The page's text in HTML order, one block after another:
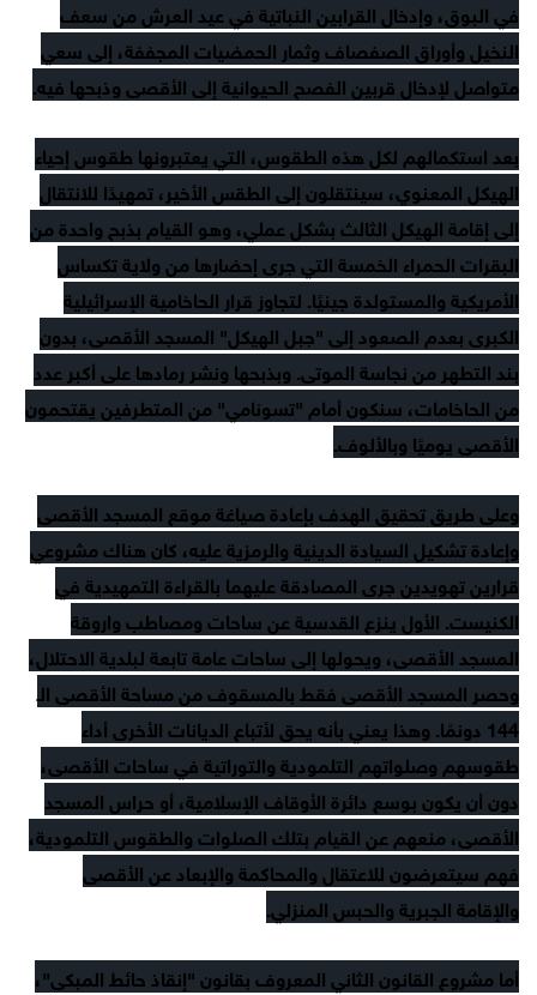
في البوق، وإدخال القرابين النباتية في عيد العرش من سعف
النخيل وأوراق الصفصاف وثمار الحمضيات المجففة، إلى سعي
متواصل لإدخال قربين الفصح الحيوانية إلى الأقصى وذبحها فيه.
بعد استكمالهم لكل هذه الطقوس، التي يعتبرونها طقوس إحياء
الهيكل المعنوي، سينتقلون إلى الطقس الأخير، تمهيدًا للانتقال
إلى إقامة الهيكل الثالث بشكل عملي، وهو القيام بذبح واحدة من
البقرات الحمراء الخمسة التي جرى إحضارها من ولاية تكساس
الأمريكية والمستولدة جينيًا. لتجاوز قرار الحاخامية الإسرائيلية
الكبرى بعدم الصعود إلى "جبل الهيكل" المسجد الأقصى، بدون
بند التطهر من نجاسة الموتى. وبذبحها ونشر رمادها على أكبر عدد
من الحاخامات، سنكون أمام "تسونامي" من المتطرفين يقتحمون
الأقصى يوميًا وبالألوف.
وعلى طريق تحقيق الهدف بإعادة صياغة موقع المسجد الأقصى
وإعادة تشكيل السيادة الدينية والرمزية عليه، كان هناك مشروعي
قرارين تهويدين جرى المصادقة عليهما بالقراءة التمهيدية في
الكنيست. الأول ينزع القدسية عن ساحات ومصاطب واروقة
المسجد الأقصى، ويحولها إلى ساحات عامة تابعة لبلدية الاحتلال،
وحصر المسجد الأقصى فقط بالمسقوف من مساحة الأقصى الـ
144 دونمًا. وهذا يعني بأنه يحق لأتباع الديانات الأخرى أداء
طقوسهم وصلواتهم التلمودية والتوراتية في ساحات الأقصى،
دون أن يكون بوسع دائرة الأوقاف الإسلامية، أو حراس المسجد
الأقصى، منعهم عن القيام بتلك الصلوات والطقوس التلمودية،
فهم سيتعرضون للاعتقال والمحاكمة والإبعاد عن الأقصى
والإقامة الجبرية والحبس المنزلي.
أما مشروع القانون الثاني المعروف بقانون "إنقاذ حائط المبكى"،